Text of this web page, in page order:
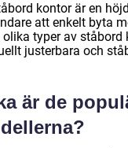
kontor är en
att enkelt byta
typer av ståbord
justerbara och
är de